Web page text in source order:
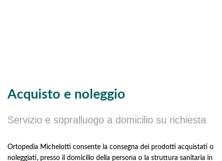
Acquisto e noleggio
Servizio e sopralluogo a domicilio su richiesta
Ortopedia Michelotti consente la consegna dei prodotti acquistati o
noleggiati, presso il domicilio della persona o la struttura sanitaria in